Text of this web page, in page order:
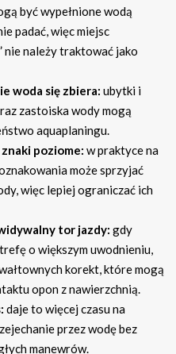
być wypełnione wodą
padać, więc miejsc
nie należy traktować jako
woda się zbiera: ubytki i
zastoiska wody mogą
aquaplaningu.
poziome: w praktyce na
może sprzyjać
więc lepiej ograniczać ich
tor jazdy: gdy
o większym uwodnieniu,
korekt, które mogą
opon z nawierzchnią.
daje to więcej czasu na
przez wodę bez
manewrów.